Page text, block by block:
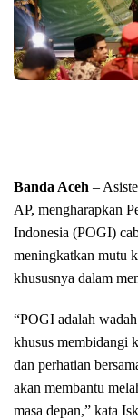
Banda Aceh –
AP, mengharapkan
Indonesia (POGI)
meningkatkan mutu
khususnya dalam
“POGI adalah
khusus membidangi
dan perhatian
akan membantu
masa depan,” kata